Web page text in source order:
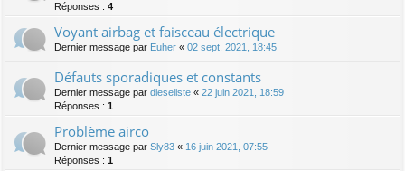
Réponses : 4
Voyant airbag et faisceau électrique
Dernier message par Euher « 02 sept. 2021, 18:45
Défauts sporadiques et constants
Dernier message par dieseliste « 22 juin 2021, 18:59
Réponses : 1
Problème airco
Dernier message par Sly83 « 16 juin 2021, 07:55
Réponses : 1